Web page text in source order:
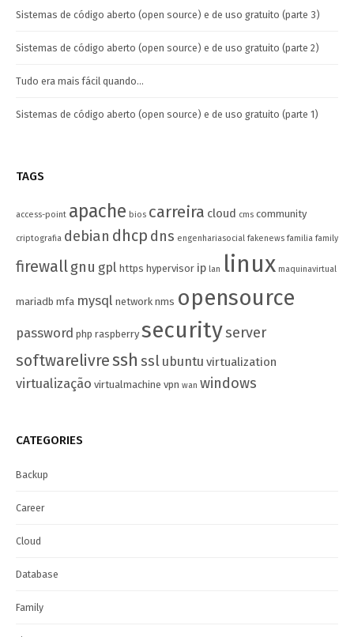
Sistemas de código aberto (open source) e de uso gratuito (parte 3)
Sistemas de código aberto (open source) e de uso gratuito (parte 2)
Tudo era mais fácil quando…
Sistemas de código aberto (open source) e de uso gratuito (parte 1)
TAGS
access-point apache bios carreira cloud cms community
criptografia debian dhcp dns engenhariasocial fakenews familia family
firewallgnu gpl https hypervisor ip lan linux maquinavirtual
mariadb mfa mysql network nms opensource
password php raspberry securityserver
softwarelivressh ssl ubuntu virtualization
virtualização virtualmachine vpn wan windows
CATEGORIES
Backup
Career
Cloud
Database
Family